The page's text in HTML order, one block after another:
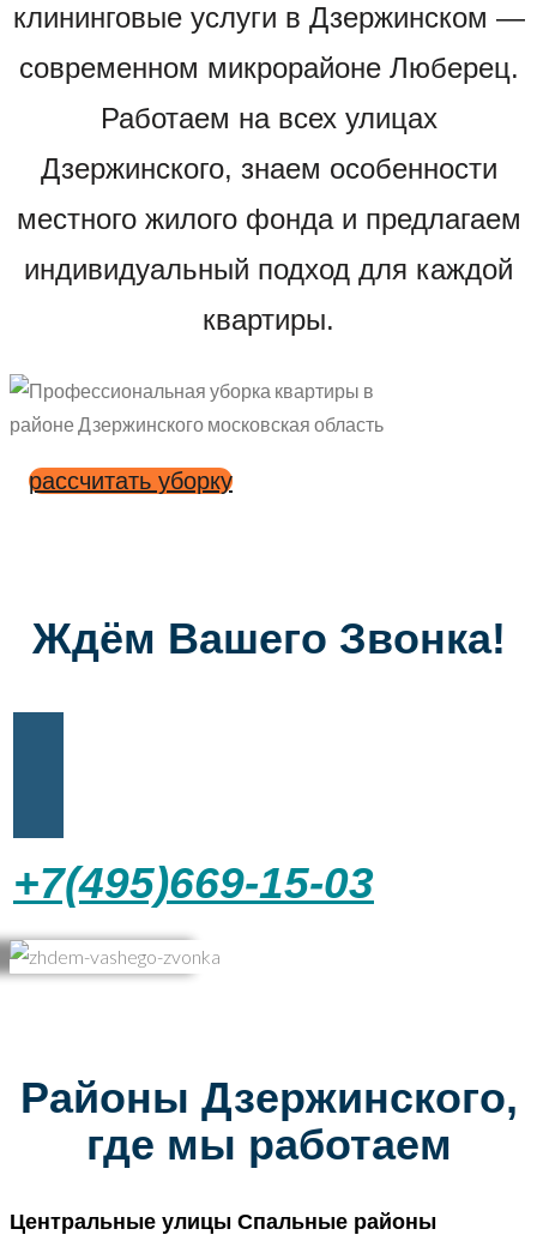
клининговые услуги в Дзержинском —
современном микрорайоне Люберец.
Работаем на всех улицах
Дзержинского, знаем особенности
местного жилого фонда и предлагаем
индивидуальный подход для каждой
квартиры.
рассчитать уборку
Ждём Вашего Звонка!
+7(495)669-15-03
Районы Дзержинского,
где мы работаем
Центральные улицы Спальные районы